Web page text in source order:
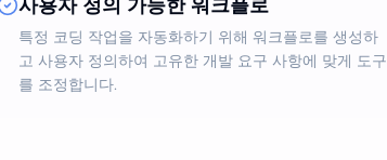
사용자 정의 가능한 워크플로
특정 코딩 작업을 자동화하기 위해 워크플로를 생성하
고 사용자 정의하여 고유한 개발 요구 사항에 맞게 도구
를 조정합니다.